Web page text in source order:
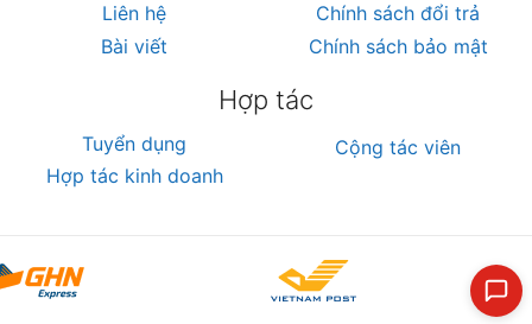
Liên hệ
Bài viết
Chính sách đổi trả
Chính sách bảo mật
Hợp tác
Tuyển dụng
Hợp tác kinh doanh
Cộng tác viên